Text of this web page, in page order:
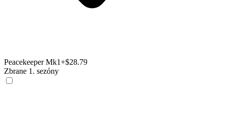
Peacekeeper Mk1+$28.79
Zbrane 1. sezóny